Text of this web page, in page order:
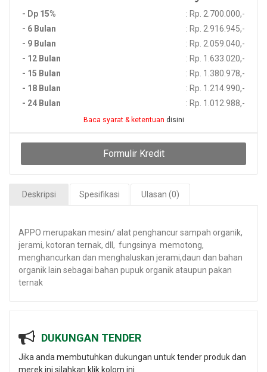
- Dp 15%
: Rp. 2.700.000,-
- 6 Bulan
: Rp. 2.916.945,-
- 9 Bulan
: Rp. 2.059.040,-
- 12 Bulan
: Rp. 1.633.020,-
- 15 Bulan
: Rp. 1.380.978,-
- 18 Bulan
: Rp. 1.214.990,-
- 24 Bulan
: Rp. 1.012.988,-
Baca syarat & ketentuan disini
Formulir Kredit
Deskripsi Spesifikasi Ulasan (0)
APPO merupakan mesin/ alat penghancur sampah organik,
jerami, kotoran ternak, dll, fungsinya memotong,
menghancurkan dan menghaluskan jerami,daun dan bahan
organik lain sebagai bahan pupuk organik ataupun pakan
ternak
DUKUNGAN TENDER
Jika anda membutuhkan dukungan untuk tender produk dan
merek ini silahkan klik kolom ini